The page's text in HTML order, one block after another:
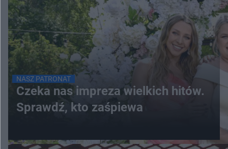
NASZ PATRONAT
Czeka nas impreza wielkich hitów.
Sprawdź, kto zaśpiewa